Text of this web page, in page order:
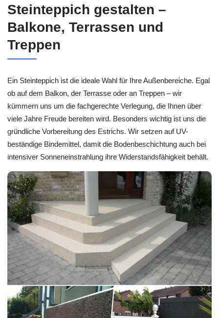
Steinteppich gestalten –
Balkone, Terrassen und
Treppen
Ein Steinteppich ist die ideale Wahl für Ihre Außenbereiche. Egal
ob auf dem Balkon, der Terrasse oder an Treppen – wir
kümmern uns um die fachgerechte Verlegung, die Ihnen über
viele Jahre Freude bereiten wird. Besonders wichtig ist uns die
gründliche Vorbereitung des Estrichs. Wir setzen auf UV-
beständige Bindemittel, damit die Bodenbeschichtung auch bei
intensiver Sonneneinstrahlung ihre Widerstandsfähigkeit behält.